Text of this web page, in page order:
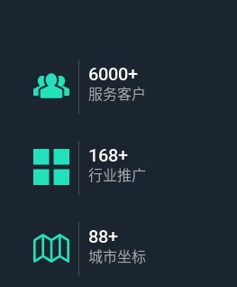
6000+
服务客户
168+
行业推广
88+
城市坐标